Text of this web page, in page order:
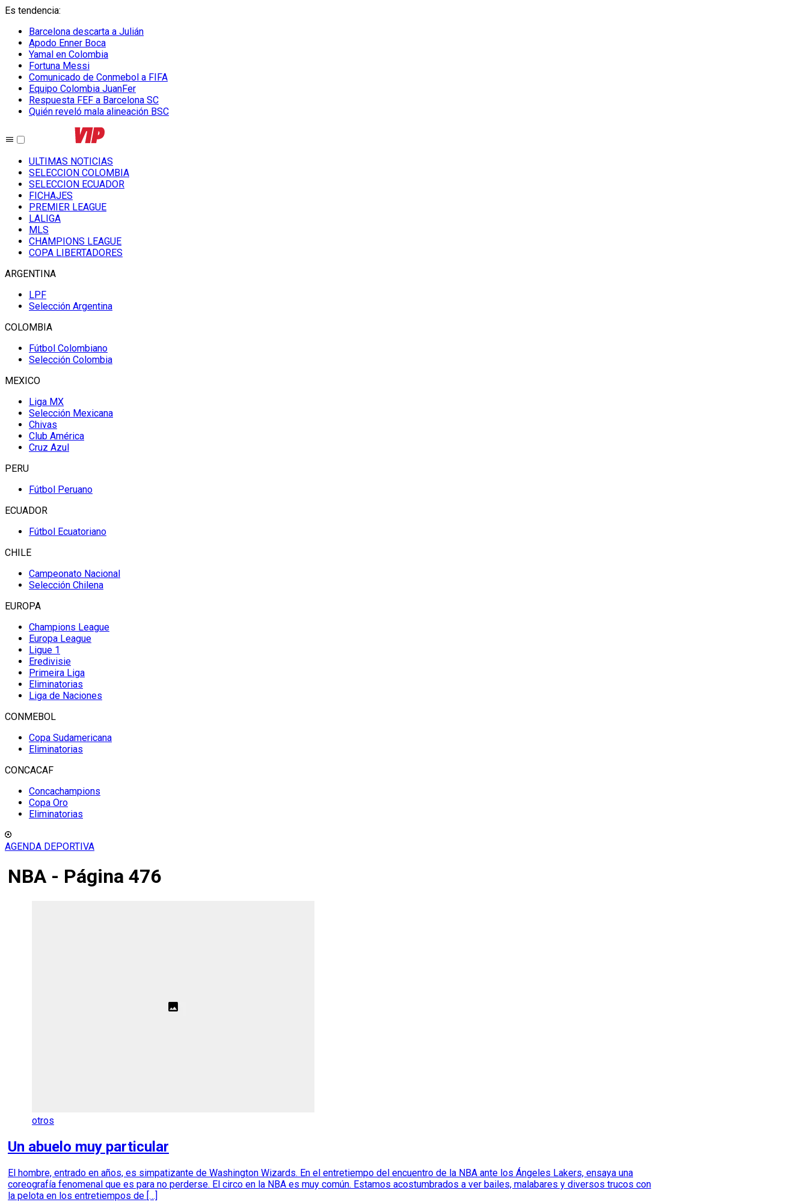
Es tendencia:
Barcelona descarta a Julián
Apodo Enner Boca
Yamal en Colombia
Fortuna Messi
Comunicado de Conmebol a FIFA
Equipo Colombia JuanFer
Respuesta FEF a Barcelona SC
Quién reveló mala alineación BSC
ULTIMAS NOTICIAS
SELECCION COLOMBIA
SELECCION ECUADOR
FICHAJES
PREMIER LEAGUE
LALIGA
MLS
CHAMPIONS LEAGUE
COPA LIBERTADORES
ARGENTINA
LPF
Selección Argentina
COLOMBIA
Fútbol Colombiano
Selección Colombia
MEXICO
Liga MX
Selección Mexicana
Chivas
Club América
Cruz Azul
PERU
Fútbol Peruano
ECUADOR
Fútbol Ecuatoriano
CHILE
Campeonato Nacional
Selección Chilena
EUROPA
Champions League
Europa League
Ligue 1
Eredivisie
Primeira Liga
Eliminatorias
Liga de Naciones
CONMEBOL
Copa Sudamericana
Eliminatorias
CONCACAF
Concachampions
Copa Oro
Eliminatorias
AGENDA DEPORTIVA
NBA - Página 476
otros
Un abuelo muy particular
El hombre, entrado en años, es simpatizante de Washington Wizards. En el entretiempo del encuentro de la NBA ante los Ángeles Lakers, ensaya una
coreografía fenomenal que es para no perderse. El circo en la NBA es muy común. Estamos acostumbrados a ver bailes, malabares y diversos trucos con
la pelota en los entretiempos de […]